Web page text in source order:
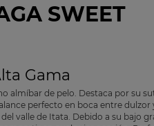
SWEET
Gama
almíbar de pelo. Destaca por su
perfecto en boca entre dulzor
valle de Itata. Debido a su bajo